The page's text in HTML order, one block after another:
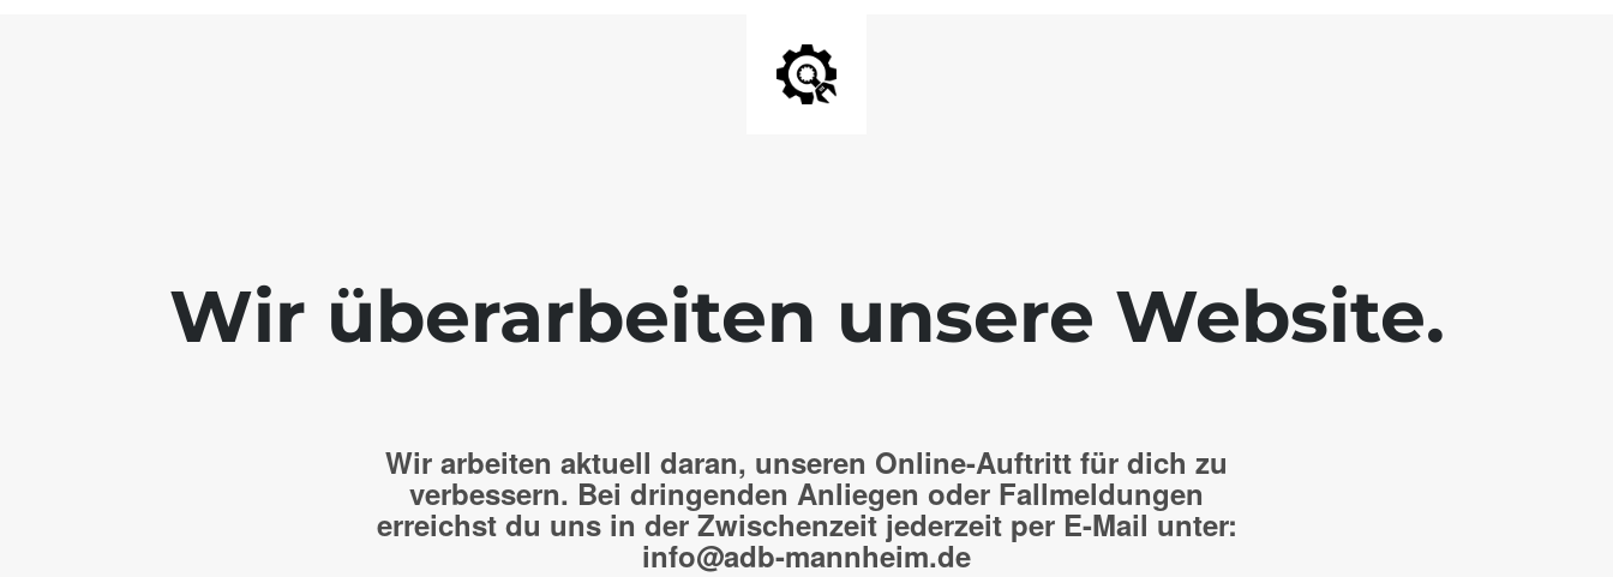
Wir überarbeiten unsere Website.
Wir arbeiten aktuell daran, unseren Online-Auftritt für dich zu
verbessern. Bei dringenden Anliegen oder Fallmeldungen
erreichst du uns in der Zwischenzeit jederzeit per E-Mail unter:
info@adb-mannheim.de